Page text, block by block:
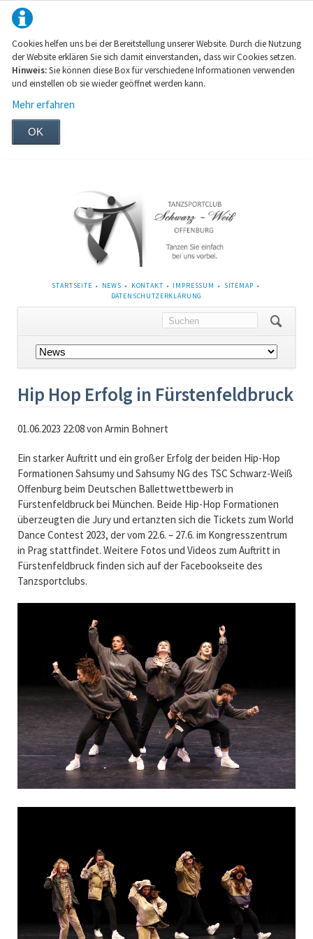
Cookies helfen uns bei der Bereitstellung unserer Website. Durch die Nutzung
der Website erklären Sie sich damit einverstanden, dass wir Cookies setzen.
Hinweis:Sie können diese Box für verschiedene Informationen verwenden
und einstellen ob sie wieder geöffnet werden kann.
Mehr erfahren
OK
NAVIGATION
STARTSEITE NEWS KONTAKT IMPRESSUM
SITEMAP
DATENSCHUTZERKLÄRUNG
Navigation
überspringen
Hip Hop Erfolg in Fürstenfeldbruck
01.06.2023 22:08von Armin Bohnert
Ein starker Auftritt und ein großer Erfolg der beiden Hip-Hop
Formationen Sahsumy und Sahsumy NG des TSC Schwarz-Weiß
Offenburg beim Deutschen Ballettwettbewerb in
Fürstenfeldbruck bei München. Beide Hip-Hop Formationen
überzeugten die Jury und ertanzten sich die Tickets zum World
Dance Contest 2023, der vom 22.6. – 27.6. im Kongresszentrum
in Prag stattfindet. Weitere Fotos und Videos zum Auftritt in
Fürstenfeldbruck finden sich auf der Facebookseite des
Tanzsportclubs.